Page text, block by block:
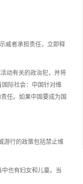
威者承担责任，立即释
动有关的政治犯，并将
际社会：中国针对维
任。如果中国要成为国
游行的政策包括禁止维
也有妇女和儿童。当